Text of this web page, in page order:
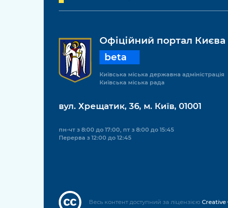
Офіційний портал Києва
beta
Київська міська державна адміністрація
Київська міська рада
вул. Хрещатик, 36, м. Київ, 01001
пн-чт з 8:00 до 17:00, пт з 8:00 до 15:45
Перерва з 12:00 до 12:45
Весь контент доступний за ліцензією